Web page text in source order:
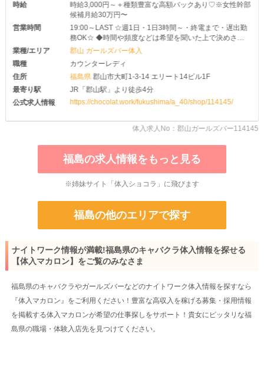
時給
時給3,000円～＋種類豊富な高額バックあり♡※女性幹部
候補月給30万円〜
営業時間
19:00～LAST ☆週1日・1日3時間～・終電まで・遅出勤
務OK☆ ◆時間や頻度などは希望を聞いた上で決めさせ
て頂きます♪ ◆レギュラー出勤ももちろんOKです
業種/エリア
郡山 ガールズバー体入
職種
カウンターレディ
住所
福島県 郡山市大町1-3-14 エリート14ビル1F
最寄り駅
JR「郡山駅」より徒歩4分
公式求人情報
https://chocolat.work/fukushima/a_40/shop/114145/
体入求人No：郡山ガールズバー114145
福島の求人情報をもっと見る
※姉妹サイト「体入ショコラ」に飛びます
福島の他のエリアで探す
ナイトワーク情報が満載!福島県のキャバクラ体入情報を探せる
【体入マカロン】をご覧のみなさま
福島県のキャバクラやガールズバーなどのナイトワーク体入情報を探すなら
『体入マカロン』をご利用ください！豊富な高収入を稼げる募集・採用情報
を掲載する体入マカロンが希望の仕事探しをサポート！貴女にピッタリな福
島県の職場・体験入店先を見つけてください。